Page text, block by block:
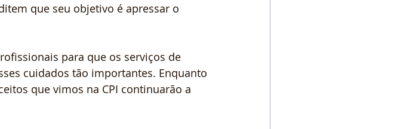
que seu objetivo é apressar o
para que os serviços de
cuidados tão importantes. Enquanto
que vimos na CPI continuarão a